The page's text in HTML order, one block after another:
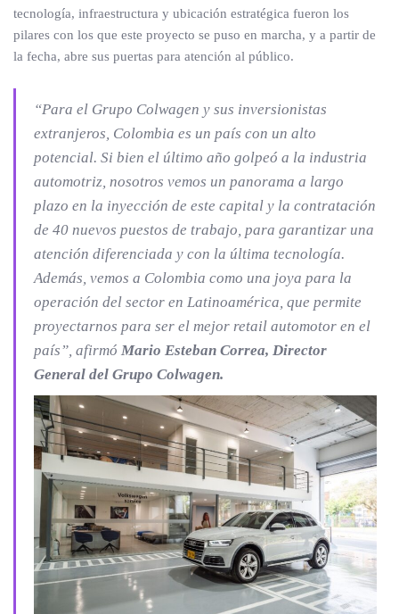
tecnología, infraestructura y ubicación estratégica fueron los
pilares con los que este proyecto se puso en marcha, y a partir de
la fecha, abre sus puertas para atención al público.
“Para el Grupo Colwagen y sus inversionistas
extranjeros, Colombia es un país con un alto
potencial. Si bien el último año golpeó a la industria
automotriz, nosotros vemos un panorama a largo
plazo en la inyección de este capital y la contratación
de 40 nuevos puestos de trabajo, para garantizar una
atención diferenciada y con la última tecnología.
Además, vemos a Colombia como una joya para la
operación del sector en Latinoamérica, que permite
proyectarnos para ser el mejor retail automotor en el
país”, afirmó Mario Esteban Correa, Director
General del Grupo Colwagen.